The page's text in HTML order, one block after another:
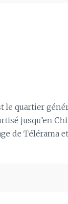
le quartier
jusqu’en
de Télérama et